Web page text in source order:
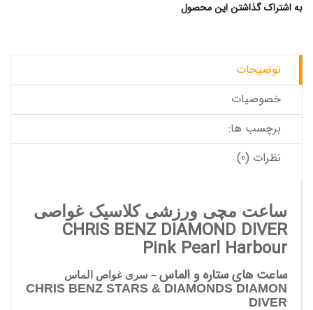
به اشتراک گذاشتن این محصول
توضیحات
خصوصیات
برچسب ها:
نظرات (0)
ساعت مچی ورزشی کلاسیک غواصی
CHRIS BENZ DIAMOND DIVER
Pink Pearl Harbour
ساعت های ستاره و الماس – سری غواص الماس
CHRIS BENZ STARS & DIAMONDS DIAMON
DIVER